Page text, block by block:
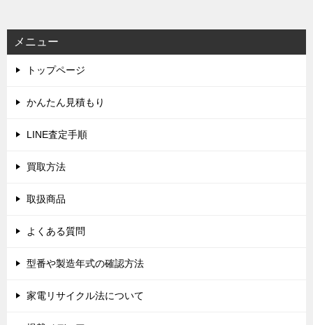
ビ
ゲ
ー
シ
メニュー
トップページ
かんたん見積もり
LINE査定手順
買取方法
取扱商品
よくある質問
型番や製造年式の確認方法
家電リサイクル法について